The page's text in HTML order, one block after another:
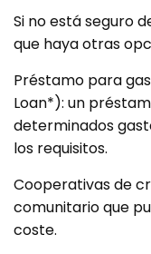
Si no está seguro
que haya otras
Préstamo para
Loan*): un
determinados
los requisitos.
Cooperativas de
comunitario que
coste.